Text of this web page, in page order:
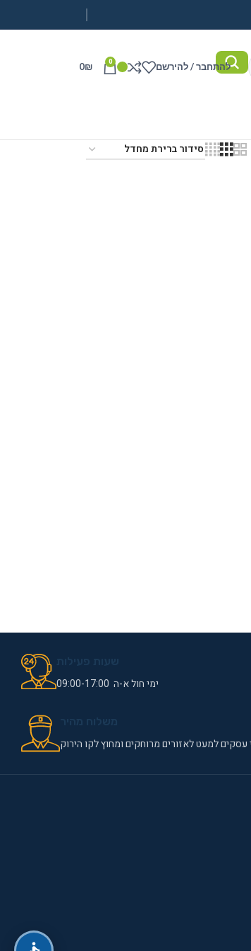
להתחבר / להירשם 0
0₪
ימי חול א-ה 09:00-17:00